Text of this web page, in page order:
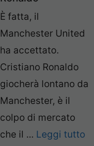
È fatta, il
Manchester United
ha accettato.
Cristiano Ronaldo
giocherà lontano da
Manchester, è il
colpo di mercato
che il ... Leggi tutto